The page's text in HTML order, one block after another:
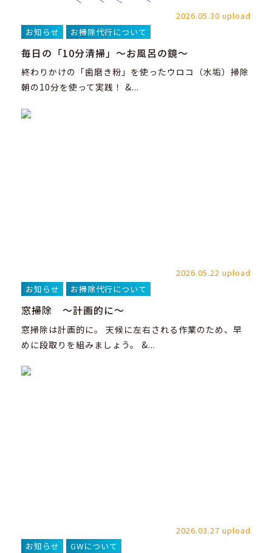
2026.05.30 upload
お知らせ
お掃除代行について
毎日の「10分清掃」～お風呂の鏡～
終わりかけの「歯磨き粉」を使ったウロコ（水垢）掃除
朝の10分を使って実践！ &...
2026.05.22 upload
お知らせ
お掃除代行について
窓掃除 ～計画的に～
窓掃除は計画的に。 天候に左右される作業のため、早
めに段取りを組みましょう。 &...
2026.03.27 upload
お知らせ
GWについて